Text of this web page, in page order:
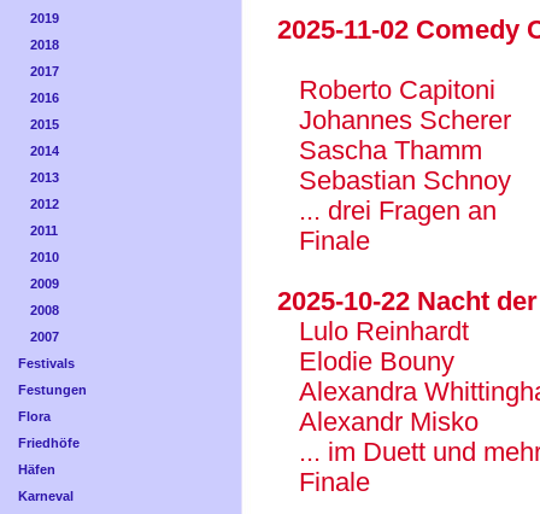
2019
2018
2017
2016
2015
2014
2013
2012
2011
2010
2009
2008
2007
Festivals
Festungen
Flora
Friedhöfe
Häfen
Karneval
2025-11-02 Comedy
Roberto Capitoni
Johannes Scherer
Sascha Thamm
Sebastian Schnoy
... drei Fragen an
Finale
2025-10-22 Nacht
Lulo Reinhardt
Elodie Bouny
Alexandra
Alexandr Misko
... im Duett und
Finale